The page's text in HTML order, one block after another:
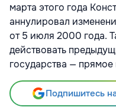
марта этого года
аннулировал
от 5 июля 2000 года.
действовать
государства —
Подпишитесь